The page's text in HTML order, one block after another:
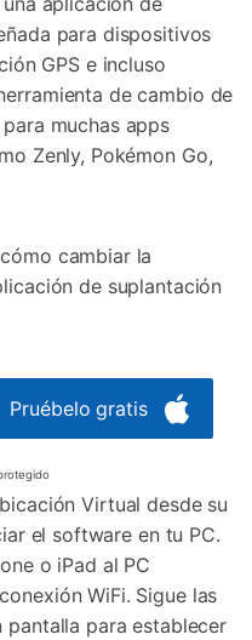
para dispositivos
GPS e incluso
de cambio de
muchas apps
Zenly, Pokémon Go,
cambiar la
de suplantación
Pruébelo gratis
Virtual desde su
el software en tu PC.
o iPad al PC
WiFi. Sigue las
pantalla para establecer